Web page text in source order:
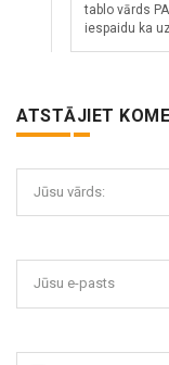
tablo vārds
iespaidu ka
ATSTĀJIET
Jūsu vārds:
Jūsu e-pasts